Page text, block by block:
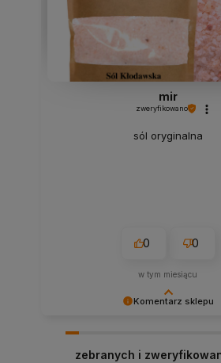
Komentarz sklepu
mir
zweryfikowano
sól oryginalna
0 0
w tym miesiącu
zebranych i